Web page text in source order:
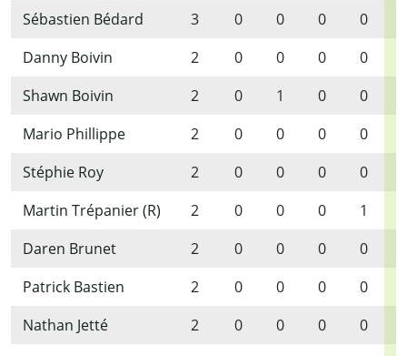
Sébastien Bédard
3 0 0 0 0
Danny Boivin
2 0 0 0 0
Shawn Boivin
2 0 1 0 0
Mario Phillippe
2 0 0 0 0
Stéphie Roy
2 0 0 0 0
Martin Trépanier (R)
2 0 0 0 1
Daren Brunet
2 0 0 0 0
Patrick Bastien
2 0 0 0 0
Nathan Jetté
2 0 0 0 0